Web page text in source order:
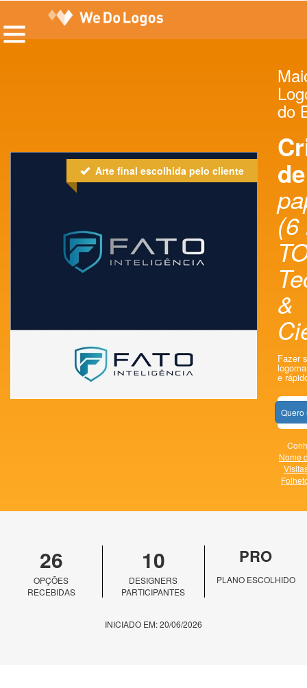
Arte final escolhida pelo cliente
do
de
(6
&
Fazer
e
Quero
Nome
26
OPÇÕES
RECEBIDAS
10
DESIGNERS
PARTICIPANTES
PRO
PLANO ESCOLHIDO
INICIADO EM: 20/06/2026